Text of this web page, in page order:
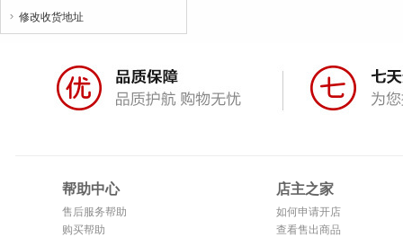
 修改收货地址
帮助中心
售后服务帮助
购买帮助
店主之家
如何申请开店
查看售出商品